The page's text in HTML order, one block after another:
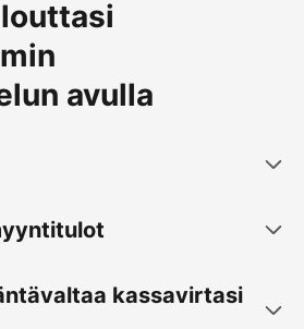
avulla
kassavirtasi